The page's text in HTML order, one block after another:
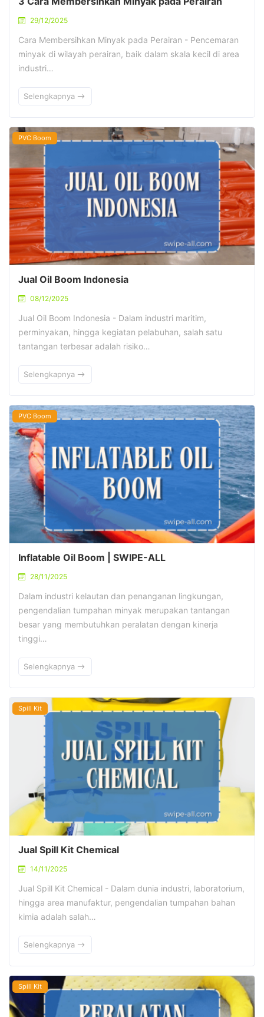
29/12/2025
Cara Membersihkan Minyak pada Perairan - Pencemaran
minyak di wilayah perairan, baik dalam skala kecil di area
industri…
Selengkapnya
PVC Boom
Jual Oil Boom Indonesia
08/12/2025
Jual Oil Boom Indonesia - Dalam industri maritim,
perminyakan, hingga kegiatan pelabuhan, salah satu
tantangan terbesar adalah risiko…
Selengkapnya
PVC Boom
Inflatable Oil Boom | SWIPE-ALL
28/11/2025
Dalam industri kelautan dan penanganan lingkungan,
pengendalian tumpahan minyak merupakan tantangan
besar yang membutuhkan peralatan dengan kinerja
tinggi…
Selengkapnya
Spill Kit
Jual Spill Kit Chemical
14/11/2025
Jual Spill Kit Chemical - Dalam dunia industri, laboratorium,
hingga area manufaktur, pengendalian tumpahan bahan
kimia adalah salah…
Selengkapnya
Spill Kit